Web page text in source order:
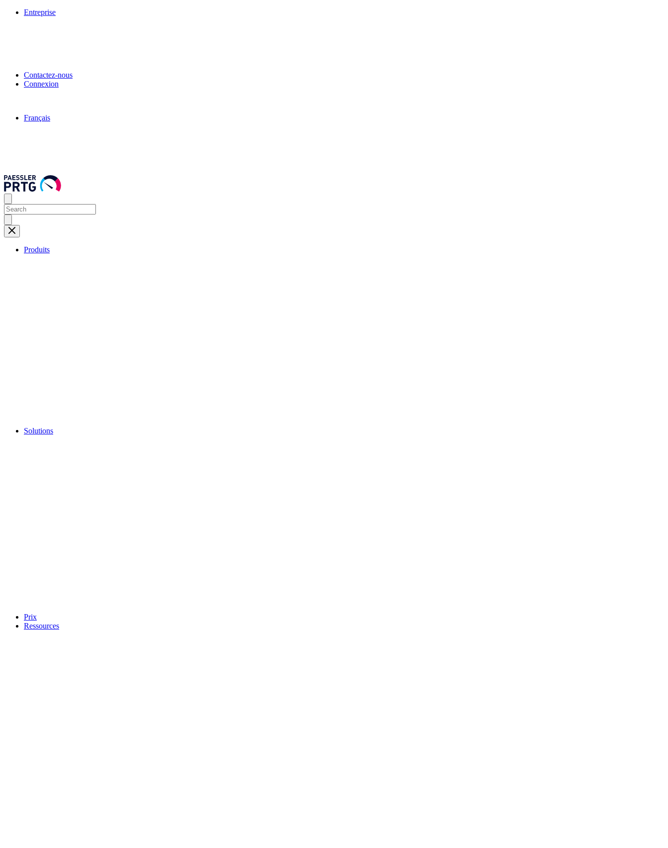
Entreprise
Contactez-nous
Connexion
Français
Produits
Solutions
Prix
Ressources